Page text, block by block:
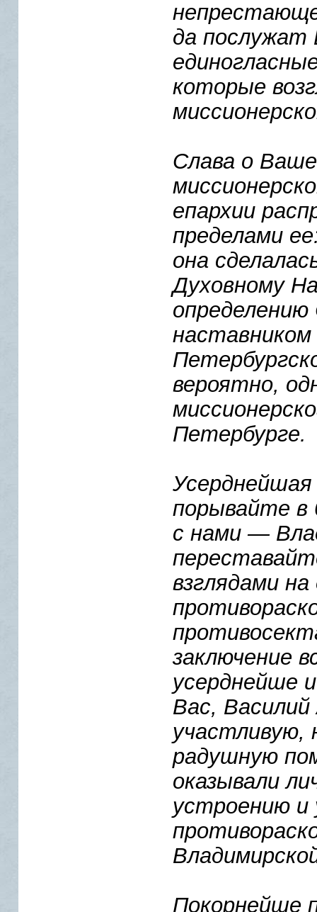
да
которые
Слава о
епархии
пределами
она
Духовному
вероятно,
Петербурге.
порывайте в
с нами —
взглядами на
заключение
усерднейше
Вас,
участливую,
радушную
оказывали
устроению и
Покорнейше